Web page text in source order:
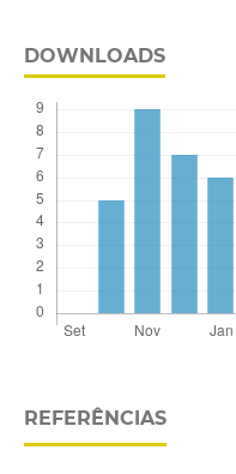
DOWNLOADS
REFERÊNCIAS